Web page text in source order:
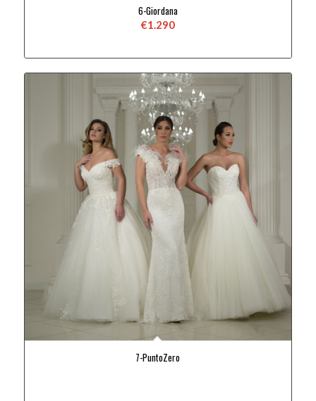
6-Giordana
€1.290
7-PuntoZero